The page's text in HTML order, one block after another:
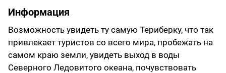
Информация
Возможность увидеть ту самую Териберку, что так
привлекает туристов со всего мира, пробежать на
самом краю земли, увидеть выход в воды
Северного Ледовитого океана, почувствовать